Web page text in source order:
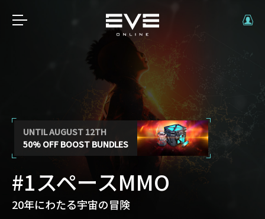
UNTIL AUGUST 12TH
50% OFF BOOST BUNDLES
#1スペースMMO
20年にわたる宇宙の冒険